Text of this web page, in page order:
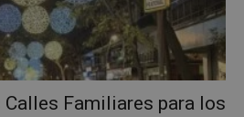
Familiares para los